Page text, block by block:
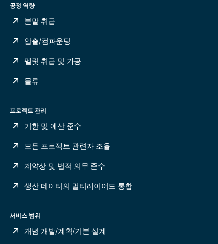
공정 역량
분말 취급
압출/컴파운딩
펠릿 취급 및 가공
물류
프로젝트 관리
기한 및 예산 준수
모든 프로젝트 관련자 조율
계약상 및 법적 의무 준수
생산 데이터의 멀티레이어드 통합
서비스 범위
개념 개발/계획/기본 설계